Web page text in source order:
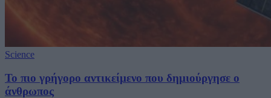
Science
Το πιο γρήγορο αντικείμενο που δημιούργησε ο
άνθρωπος